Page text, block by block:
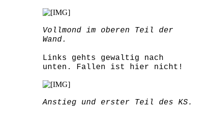
Vollmond im oberen Teil der
Wand.
Links gehts gewaltig nach
unten. Fallen ist hier nicht!
Anstieg und erster Teil des KS.